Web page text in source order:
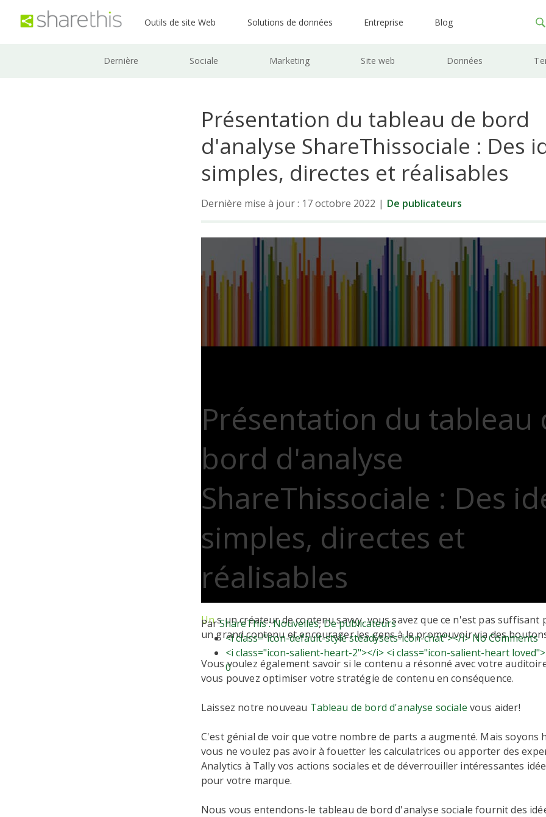
Outils de site Web Solutions de données Entreprise Blog
Dernière Sociale Marketing Site web Données
Présentation du tableau de bord
d'analyse ShareThissociale : Des
simples, directes et réalisables
Dernière mise à jour : 17 octobre 2022 | De publicateurs
Présentation du tableau
bord d'analyse
ShareThissociale : Des
simples, directes et
réalisables
ParShareThis :Nouvelles,De publicateurs
<i class="icon-default-style steadysets-icon-chat"></i> No Comments
<i class="icon-salient-heart-2"></i> <i class="icon-salient-heart
0
Uns un créateur de contenu savvy, vous savez que ce n'est pas
un grand contenu et encourager les gens à le promouvoir via des
Vous voulez également savoir si le contenu a résonné avec votre
vous pouvez optimiser votre stratégie de contenu en conséquence.
Laissez notre nouveau Tableau de bord d'analyse sociale vous aider!
C'est génial de voir que votre nombre de parts a augmenté. Mais soyons
vous ne voulez pas avoir à fouetter les calculatrices ou apporter des
Analytics à Tally vos actions sociales et de déverrouiller intéressantes
pour votre marque.
Nous vous entendons-le tableau de bord d'analyse sociale fournit des